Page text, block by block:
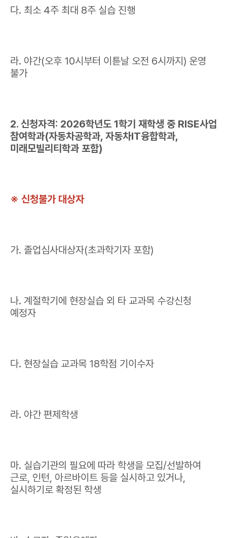
다. 최소 4주 최대 8주 실습 진행
라. 야간(오후 10시부터 이튿날 오전 6시까지) 운영
불가
2. 신청자격: 2026학년도 1학기 재학생 중 RISE사업
참여학과(자동차공학과, 자동차IT융합학과,
미래모빌리티학과 포함)
※ 신청불가 대상자
가. 졸업심사대상자(초과학기자 포함)
나. 계절학기에 현장실습 외 타 교과목 수강신청
예정자
다. 현장실습 교과목 18학점 기이수자
라. 야간 편제학생
마. 실습기관의 필요에 따라 학생을 모집/선발하여
근로, 인턴, 아르바이트 등을 실시하고 있거나,
실시하기로 확정된 학생